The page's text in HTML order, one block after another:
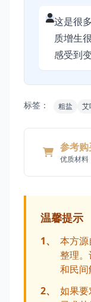
这是很
质增生
感受到
标签： 粗盐 艾
参考购
优质材料
温馨提示
1、
本方
整理
和民间
2、
如果